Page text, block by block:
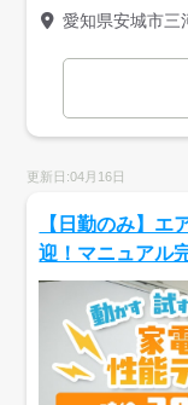
愛知県安城市三
更新日:04月16日
【日勤のみ】エ
迎！マニュアル